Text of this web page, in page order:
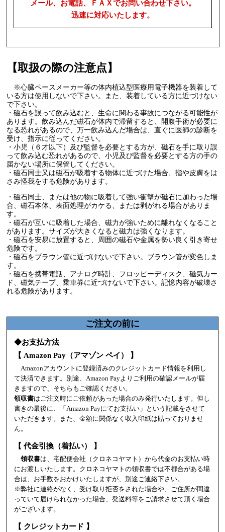
メール、お電話、ＦＡＸでお問い合わせ下さい。
迅速に対応いたします。
【取扱の際の注意点】
※心臓ペースメーカー等の体内植込型医療用電子機器を装着して
いる方は使用しないで下さい。また、装着している方に近づけない
で下さい。
・磁石を誤って飲み込むと、生命に関わる事故につながる可能性が
あります。飲み込んだ磁石が体内で滞留すると、開腹手術が必要に
なる恐れがあるので、万一飲み込んだ場合は、直ぐに医師の診断を
受け、指示に従ってください。
・小児（６才以下）及び監督を必要とする方が、磁石を手に取り誤
って飲み込む恐れがあるので、小児及び監督を必要とする方の手の
届かない場所に保管してください。
・磁石同士又は磁石が吸着する物体に近づけた場合、指や皮膚をは
さみ怪我をする危険があります。
・磁石同士、または他の物に吸着して強い衝撃が磁石に加わった場
合、磁石本体、表面処理がカケる、または剥がれる場合がありま
す。
・磁石が互いに吸着した場合、磁力が強いために離れなくなること
があります。サイズが大きくなると磁力は強くなります。
・磁石を安易に放置すると、周囲の磁石や金属を勢い良く引き寄せ
危険です。
・磁石をブラウン管に近づけないで下さい。ブラウン管が変色しま
す。
・磁石を携帯電話、アナログ時計、フロッピーディスク、磁気カー
ド、磁気テープ、乗車券に近づけないで下さい。記憶内容が破壊さ
れる危険があります。
ご注文の前に
◆お支払方法
【 Amazon Pay（アマゾン ペイ） 】
Amazonアカウントに登録済みのクレジットカード情報を利用し
て決済できます。別途、Amazon Payよりご利用の確認メールが届
きますので、そちらもご確認ください。
領収書はご注文時にご依頼があった場合のみ発行いたします。但し
書きの最後に、「Amazon Payにてお支払い」という記載をさせて
いただきます。また、金額に関係なく収入印紙は貼っておりませ
ん。
【 代金引換（着払い） 】
領収書は、宅配便会社（クロネコヤマト）から代金のお支払い時
にお渡しいたします。クロネコヤマトの領収書では不都合がある場
合は、お手数をおかけいたしますが、別途ご連絡下さい。
※弊社に連絡がなく、受け取り拒否をされた場合や、ご住所が間違
っていて届けられなかった場合、発送料等をご請求させて頂く場合
がございます。
【 クレジットカード 】